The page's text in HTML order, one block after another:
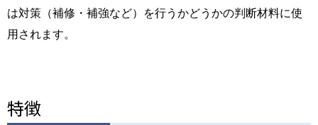
は対策（補修・補強など）を行うかどうかの判断材料に使
用されます。
特徴